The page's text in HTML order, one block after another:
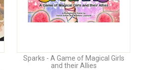
Sparks - A Game of Magical Girls
and their Allies